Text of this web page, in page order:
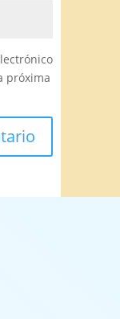
próxima